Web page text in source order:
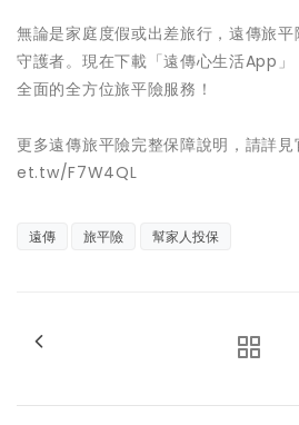
無論是家庭度假或出差旅行，遠傳旅
守護者。現在下載「遠傳心生活App
全面的全方位旅平險服務！
更多遠傳旅平險完整保障說明，請
et.tw/F7W4QL
遠傳 旅平險 幫家人投保